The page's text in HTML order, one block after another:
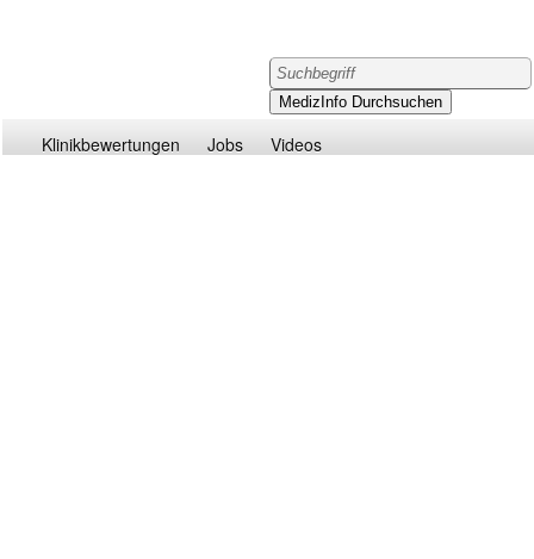
Klinikbewertungen Jobs Videos